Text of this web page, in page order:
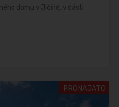
domu v Jičíně, v části
PRONAJATO